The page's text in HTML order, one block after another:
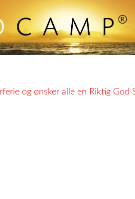
og ønsker alle en Riktig God